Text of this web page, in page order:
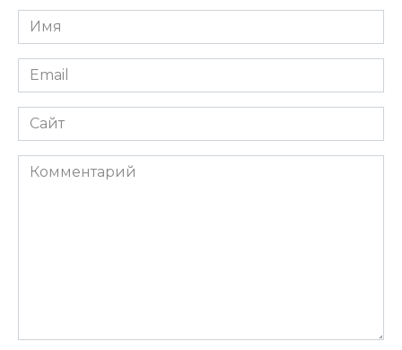
Имя
*
Email
*
Сайт
Комментарий